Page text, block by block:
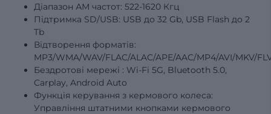
Діапазон АМ частот: 522-1620 Кгц
Підтримка SD/USB: USB до 32 Gb, USB Flash до 2
Tb
Відтворення форматів:
MP3/WMA/WAV/FLAC/ALAC/APE/AAC/MP4/AVI/MKV/
Бездротові мережі : Wi-Fi 5G, Bluetooth 5.0,
Carplay, Android Auto
Функція керування з кермового колеса:
Управління штатними кнопками кермового